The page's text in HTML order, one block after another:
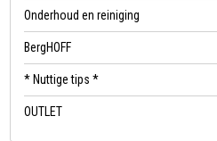
Onderhoud en reiniging
BergHOFF
* Nuttige tips *
OUTLET